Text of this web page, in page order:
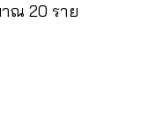
ณ 20 ราย